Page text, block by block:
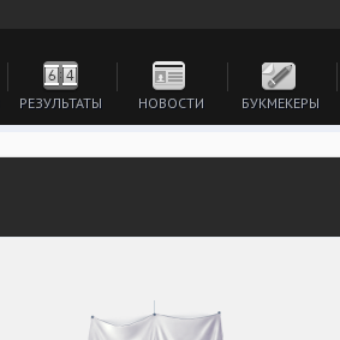
РЕЗУЛЬТАТЫ НОВОСТИ БУКМЕКЕРЫ